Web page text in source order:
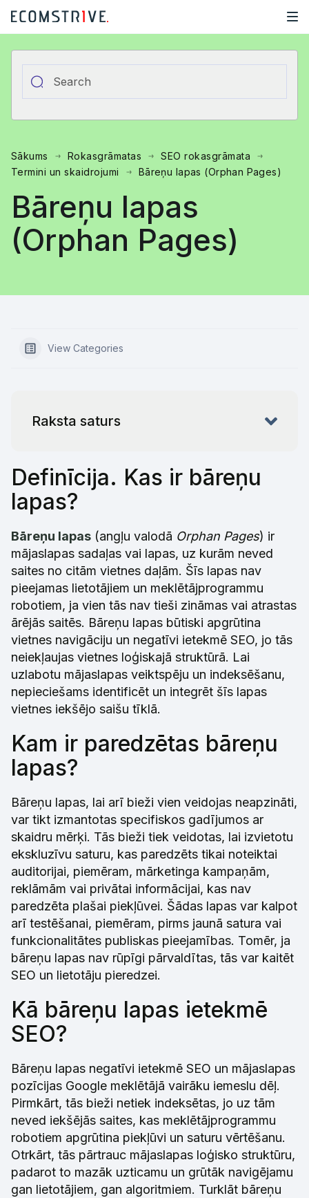
Sākums Rokasgrāmatas
SEO rokasgrāmata
Termini un skaidrojumi
Bāreņu lapas (Orphan Pages)
Bāreņu lapas
(Orphan Pages)
View Categories
Raksta saturs
Definīcija. Kas ir bāreņu
lapas?
Bāreņu lapas (angļu valodā Orphan Pages) ir
mājaslapas sadaļas vai lapas, uz kurām neved
saites no citām vietnes daļām. Šīs lapas nav
pieejamas lietotājiem un meklētājprogrammu
robotiem, ja vien tās nav tieši zināmas vai atrastas
ārējās saitēs. Bāreņu lapas būtiski apgrūtina
vietnes navigāciju un negatīvi ietekmē SEO, jo tās
neiekļaujas vietnes loģiskajā struktūrā. Lai
uzlabotu mājaslapas veiktspēju un indeksēšanu,
nepieciešams identificēt un integrēt šīs lapas
vietnes iekšējo saišu tīklā.
Kam ir paredzētas bāreņu
lapas?
Bāreņu lapas, lai arī bieži vien veidojas neapzināti,
var tikt izmantotas specifiskos gadījumos ar
skaidru mērķi. Tās bieži tiek veidotas, lai izvietotu
ekskluzīvu saturu, kas paredzēts tikai noteiktai
auditorijai, piemēram, mārketinga kampaņām,
reklāmām vai privātai informācijai, kas nav
paredzēta plašai piekļūvei. Šādas lapas var kalpot
arī testēšanai, piemēram, pirms jaunā satura vai
funkcionalitātes publiskas pieejamības. Tomēr, ja
bāreņu lapas nav rūpīgi pārvaldītas, tās var kaitēt
SEO un lietotāju pieredzei.
Kā bāreņu lapas ietekmē
SEO?
Bāreņu lapas negatīvi ietekmē SEO un mājaslapas
pozīcijas Google meklētājā vairāku iemeslu dēļ.
Pirmkārt, tās bieži netiek indeksētas, jo uz tām
neved iekšējās saites, kas meklētājprogrammu
robotiem apgrūtina piekļūvi un saturu vērtēšanu.
Otrkārt, tās pārtrauc mājaslapas loģisko struktūru,
padarot to mazāk uzticamu un grūtāk navigējamu
gan lietotājiem, gan algoritmiem. Turklāt bāreņu